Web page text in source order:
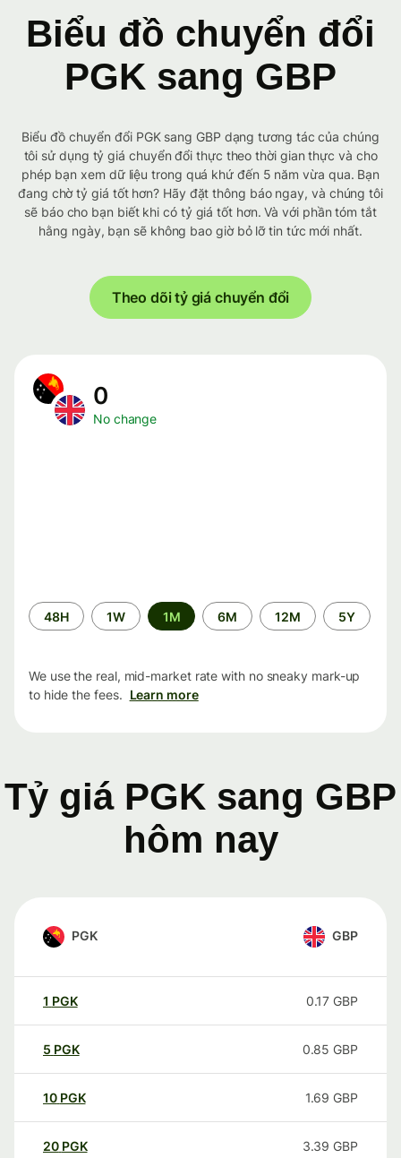
Biểu đồ chuyển đổi
PGK sang GBP
Biểu đồ chuyển đổi PGK sang GBP dạng tương tác của chúng
tôi sử dụng tỷ giá chuyển đổi thực theo thời gian thực và cho
phép bạn xem dữ liệu trong quá khứ đến 5 năm vừa qua. Bạn
đang chờ tỷ giá tốt hơn? Hãy đặt thông báo ngay, và chúng tôi
sẽ báo cho bạn biết khi có tỷ giá tốt hơn. Và với phần tóm tắt
hằng ngày, bạn sẽ không bao giờ bỏ lỡ tin tức mới nhất.
Theo dõi tỷ giá chuyển đổi
0
No change
Time
period
48H 1W 1M 6M 12M 5Y
We use the real, mid-market rate with no sneaky mark-up
to hide the fees. Learn more
Tỷ giá PGK sang GBP
hôm nay
PGK GBP
1 PGK 0.17 GBP
5 PGK 0.85 GBP
10 PGK 1.69 GBP
20 PGK 3.39 GBP